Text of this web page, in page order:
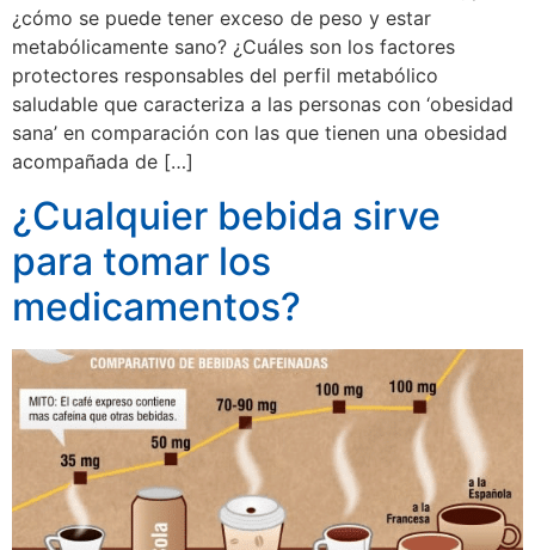
¿cómo se puede tener exceso de peso y estar
metabólicamente sano? ¿Cuáles son los factores
protectores responsables del perfil metabólico
saludable que caracteriza a las personas con ‘obesidad
sana’ en comparación con las que tienen una obesidad
acompañada de […]
¿Cualquier bebida sirve
para tomar los
medicamentos?